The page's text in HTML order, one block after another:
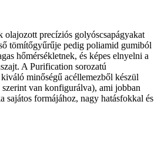
precíziós golyóscsapágyakat
tömítőgyűrűje pedig poliamid gumiból
hőmérsékletnek, és képes elnyelni a
A Purification sorozatú
minőségű acéllemezből készül
van konfigurálva), ami jobban
sajátos formájához, nagy hatásfokkal és